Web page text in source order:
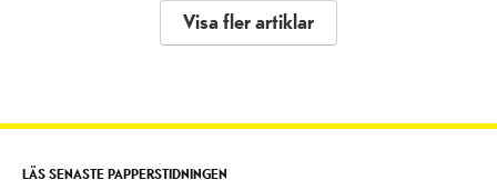
Visa fler artiklar
LÄS SENASTE PAPPERSTIDNINGEN